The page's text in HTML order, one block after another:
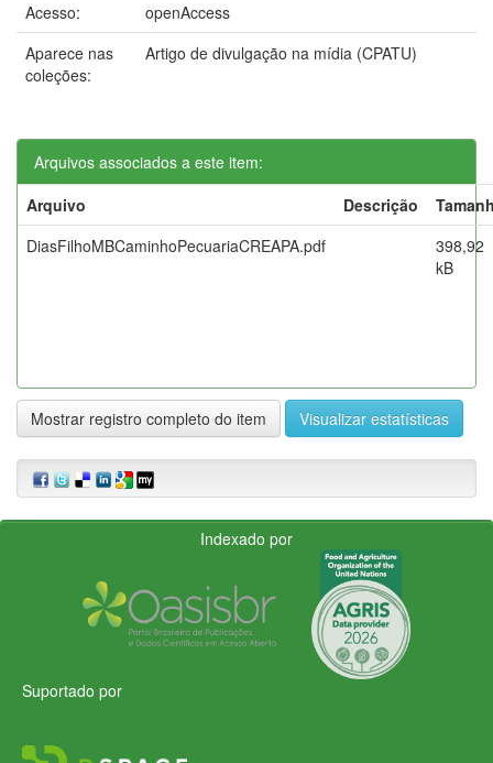
Acesso:
openAccess
Aparece nas
coleções:
Artigo de divulgação na mídia (CPATU)
Arquivos associados a este item:
Arquivo
Descrição
DiasFilhoMBCaminhoPecuariaCREAPA.pdf
398,92
kB
Mostrar registro completo do item Visualizar estatísticas
Indexado por
Suportado por